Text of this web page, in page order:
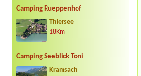
Camping Rueppenhof
Thiersee
18Km
Camping Seeblick Toni
Kramsach